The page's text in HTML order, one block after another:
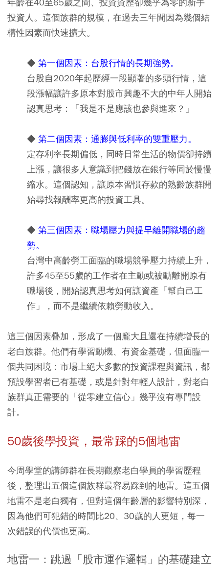
投資人。這個族群的規模，在過去三年間因為幾個結
構性因素而快速擴大。
◆ 第一個因素：台股行情的長期強勢。
台股自2020年起歷經一段顯著的多頭行情，這
段漲幅讓許多原本對股市興趣不大的中年人開始
認真思考：「我是不是應該也參與進來？」
◆ 第二個因素：通膨與低利率的雙重壓力。
定存利率長期偏低，同時日常生活的物價卻持續
上漲，讓很多人意識到把錢放在銀行等同於慢慢
縮水。這個認知，讓原本習慣存款的熟齡族群開
始尋找報酬率更高的投資工具。
◆ 第三個因素：職場壓力與提早離開職場的趨
勢。
台灣中高齡勞工面臨的職場競爭壓力持續上升，
許多45至55歲的工作者在主動或被動離開原有
職場後，開始認真思考如何讓資產「幫自己工
作」，而不是繼續依賴勞動收入。
這三個因素疊加，形成了一個龐大且還在持續增長的
老白族群。他們有學習動機、有資金基礎，但面臨一
個共同困境： 市場上絕大多數的投資課程與資訊，都
預設學習者已有基礎，或是針對年輕人設計，對老白
族群真正需要的「從零建立信心」幾乎沒有專門設
計。
50歲後學投資，最常踩的5個地雷
今周學堂的講師群在長期觀察老白學員的學習歷程
後，整理出五個這個族群最容易踩到的地雷。這五個
地雷不是老白獨有，但對這個年齡層的影響特別深，
因為他們可犯錯的時間比20、30歲的人更短，每一
次錯誤的代價也更高。
地雷一：跳過「股市運作邏輯」的基礎建立